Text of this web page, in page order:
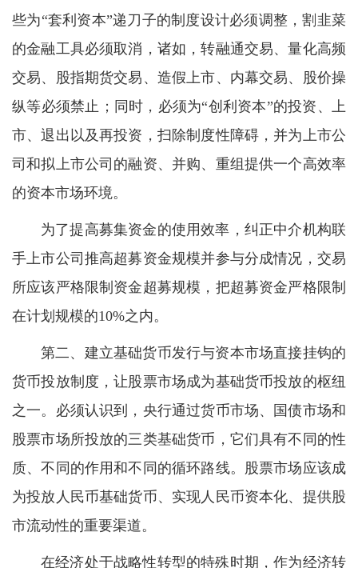
些为“套利资本”递刀子的制度设计必须调整，割韭菜
的金融工具必须取消，诸如，转融通交易、量化高频
交易、股指期货交易、造假上市、内幕交易、股价操
纵等必须禁止；同时，必须为“创利资本”的投资、上
市、退出以及再投资，扫除制度性障碍，并为上市公
司和拟上市公司的融资、并购、重组提供一个高效率
的资本市场环境。
为了提高募集资金的使用效率，纠正中介机构联
手上市公司推高超募资金规模并参与分成情况，交易
所应该严格限制资金超募规模，把超募资金严格限制
在计划规模的10%之内。
第二、建立基础货币发行与资本市场直接挂钩的
货币投放制度，让股票市场成为基础货币投放的枢纽
之一。必须认识到，央行通过货币市场、国债市场和
股票市场所投放的三类基础货币，它们具有不同的性
质、不同的作用和不同的循环路线。股票市场应该成
为投放人民币基础货币、实现人民币资本化、提供股
市流动性的重要渠道。
在经济处于战略性转型的特殊时期，作为经济转